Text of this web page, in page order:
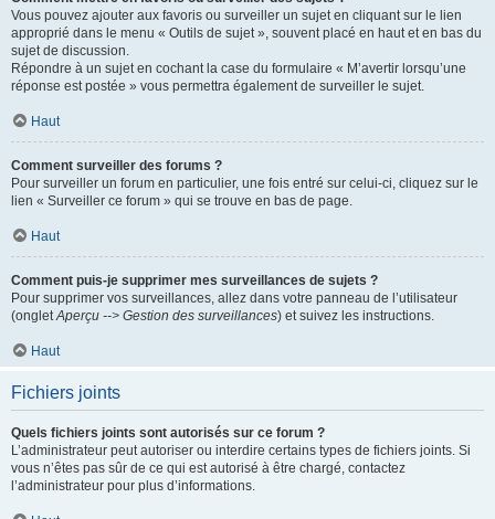
Vous pouvez ajouter aux favoris ou surveiller un sujet en cliquant sur le lien
approprié dans le menu « Outils de sujet », souvent placé en haut et en bas du
sujet de discussion.
Répondre à un sujet en cochant la case du formulaire « M’avertir lorsqu’une
réponse est postée » vous permettra également de surveiller le sujet.
Haut
Comment surveiller des forums ?
Pour surveiller un forum en particulier, une fois entré sur celui-ci, cliquez sur le
lien « Surveiller ce forum » qui se trouve en bas de page.
Haut
Comment puis-je supprimer mes surveillances de sujets ?
Pour supprimer vos surveillances, allez dans votre panneau de l’utilisateur
(ongletAperçu --> Gestion des surveillances) et suivez les instructions.
Haut
Fichiers joints
Quels fichiers joints sont autorisés sur ce forum ?
L’administrateur peut autoriser ou interdire certains types de fichiers joints. Si
vous n’êtes pas sûr de ce qui est autorisé à être chargé, contactez
l’administrateur pour plus d’informations.